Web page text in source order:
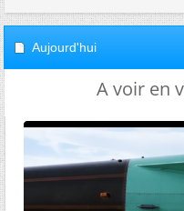
Aujourd'hui
A voir en